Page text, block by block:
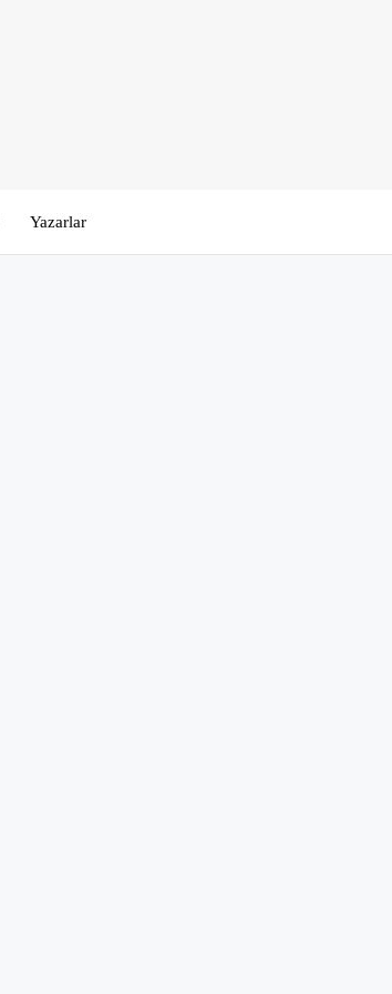
Yazarlar